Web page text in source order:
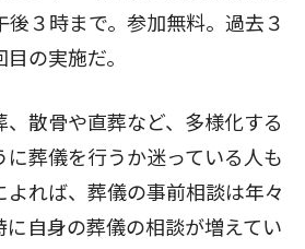
後３時まで。参加無料。過去３
の実施だ。
散骨や直葬など、多様化する
葬儀を行うか迷っている人も
よれば、葬儀の事前相談は年々
自身の葬儀の相談が増えてい